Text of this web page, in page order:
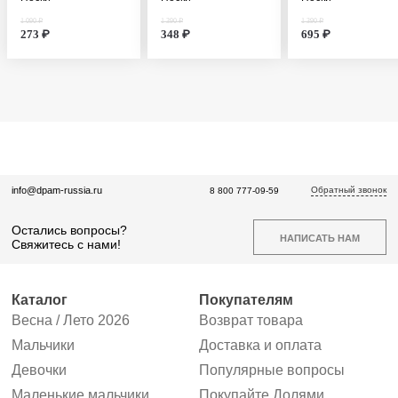
1 090 ₽
273 ₽
1 390 ₽
348 ₽
1 390 ₽
695 ₽
info@dpam-russia.ru
Остались вопросы?
Свяжитесь с нами!
НАПИСАТЬ НАМ
8 800 777-09-59 Обратный звонок
Каталог
Весна / Лето 2026
Мальчики
Девочки
Покупателям
Возврат товара
Доставка и оплата
Популярные вопросы